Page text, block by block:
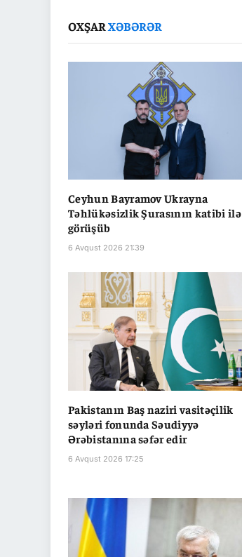
OXŞARXƏBƏRƏR
Ceyhun Bayramov Ukrayna
Təhlükəsizlik Şurasının katibi ilə
görüşüb
6 Avqust 2026 21:39
Pakistanın Baş naziri vasitəçilik
səyləri fonunda Səudiyyə
Ərəbistanına səfər edir
6 Avqust 2026 17:25